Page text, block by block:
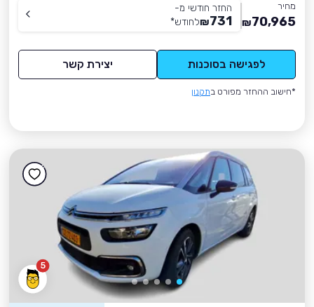
מחיר
70,965
₪
החזר חודשי מ-
731
₪לחודש*
לפגישה בסוכנות יצירת קשר
*חישוב ההחזר מפורט בתקנון
5